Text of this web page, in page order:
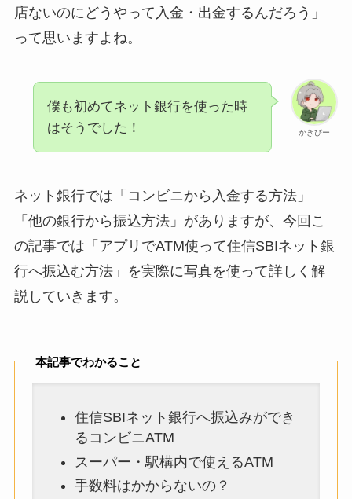
店ないのにどうやって入金・出金するんだろう」
って思いますよね。
かきぴー
僕も初めてネット銀行を使った時
はそうでした！
ネット銀行では「コンビニから入金する方法」
「他の銀行から振込方法」がありますが、今回こ
の記事では「アプリでATM使って住信SBIネット銀
行へ振込む方法」を実際に写真を使って詳しく解
説していきます。
本記事でわかること
住信SBIネット銀行へ振込みができ
るコンビニATM
スーパー・駅構内で使えるATM
手数料はかからないの？